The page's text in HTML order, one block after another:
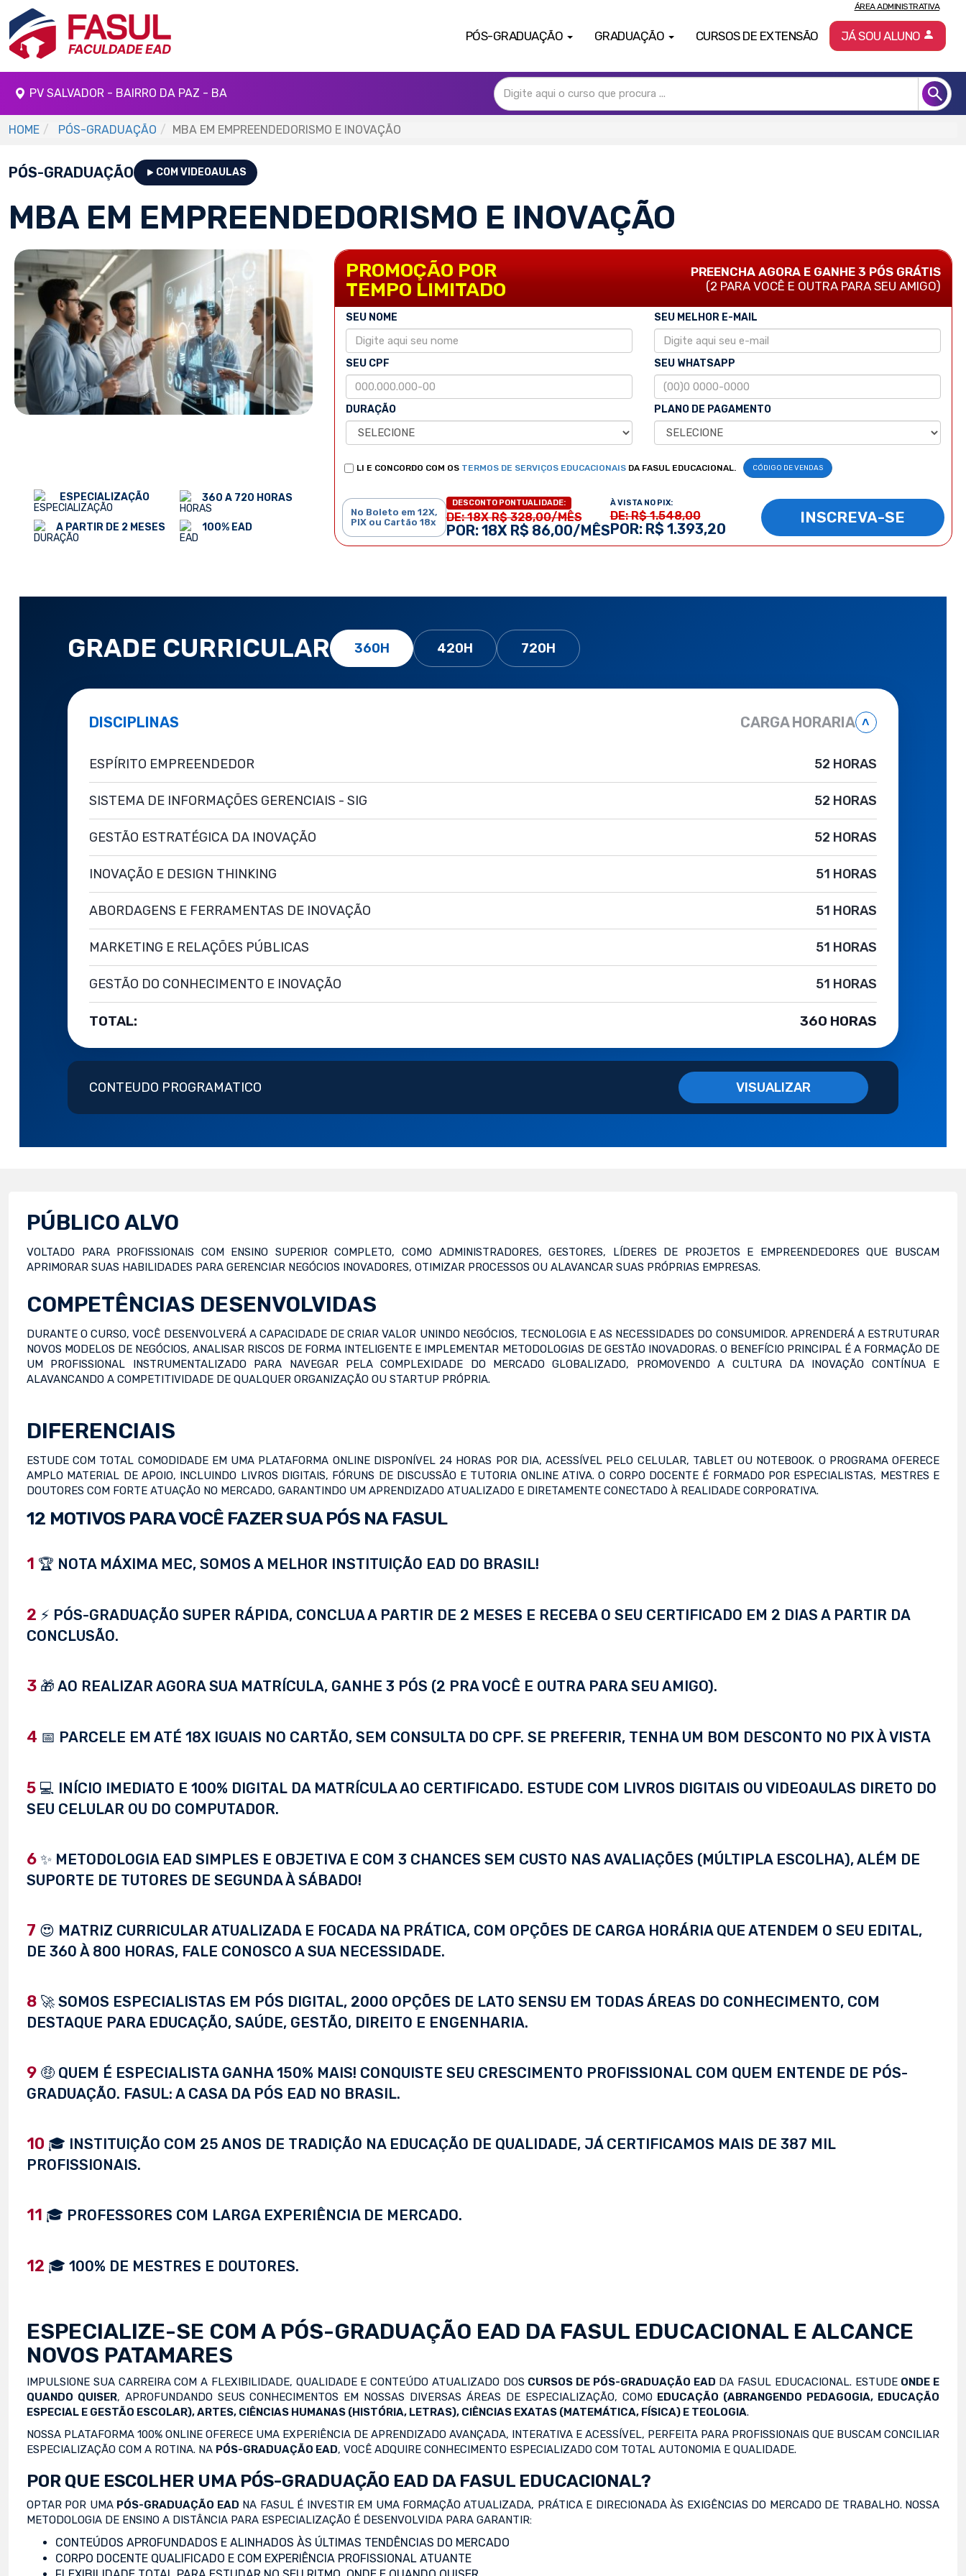
PÓS-GRADUAÇÃO GRADUAÇÃO CURSOS DE EXTENSÃO
ÁREA ADMINISTRATIVA
JÁ SOU ALUNO
PV SALVADOR - BAIRRO DA PAZ - BA
HOME PÓS-GRADUAÇÃO MBA EM EMPREENDEDORISMO E INOVAÇÃO
PÓS-GRADUAÇÃO COM VIDEOAULAS
MBA EM EMPREENDEDORISMO E INOVAÇÃO
ESPECIALIZAÇÃO
A PARTIR DE 2 MESES
360 A 720 HORAS
100% EAD
PROMOÇÃO POR
TEMPO LIMITADO
PREENCHA AGORA E GANHE 3 PÓS GRÁTIS
(2 PARA VOCÊ E OUTRA PARA SEU AMIGO)
SEU NOME
SEU CPF
SEU MELHOR E-MAIL
SEU WHATSAPP
DURAÇÃO PLANO DE PAGAMENTO
LI E CONCORDO COM OS TERMOS DE SERVIÇOS EDUCACIONAISDA FASUL EDUCACIONAL. CÓDIGO DE VENDAS
No Boleto em 12X,
PIX ou Cartão 18x
DESCONTO PONTUALIDADE:
DE: 18X R$ 328,00/MÊS
POR: 18X R$ 86,00/MÊS
À VISTA NO PIX:
DE: R$ 1.548,00
POR: R$ 1.393,20
INSCREVA-SE
GRADE CURRICULAR 360H 420H 720H
DISCIPLINAS CARGA HORARIA ˄
ESPÍRITO EMPREENDEDOR 52 HORAS
SISTEMA DE INFORMAÇÕES GERENCIAIS - SIG 52 HORAS
GESTÃO ESTRATÉGICA DA INOVAÇÃO 52 HORAS
INOVAÇÃO E DESIGN THINKING 51 HORAS
ABORDAGENS E FERRAMENTAS DE INOVAÇÃO 51 HORAS
MARKETING E RELAÇÕES PÚBLICAS 51 HORAS
GESTÃO DO CONHECIMENTO E INOVAÇÃO 51 HORAS
TOTAL: 360 HORAS
CONTEUDO PROGRAMATICO VISUALIZAR
PÚBLICO ALVO
VOLTADO PARA PROFISSIONAIS COM ENSINO SUPERIOR COMPLETO, COMO ADMINISTRADORES, GESTORES, LÍDERES DE PROJETOS E EMPREENDEDORES QUE BUSCAM
APRIMORAR SUAS HABILIDADES PARA GERENCIAR NEGÓCIOS INOVADORES, OTIMIZAR PROCESSOS OU ALAVANCAR SUAS PRÓPRIAS EMPRESAS.
COMPETÊNCIAS DESENVOLVIDAS
DURANTE O CURSO, VOCÊ DESENVOLVERÁ A CAPACIDADE DE CRIAR VALOR UNINDO NEGÓCIOS, TECNOLOGIA E AS NECESSIDADES DO CONSUMIDOR. APRENDERÁ A ESTRUTURAR
NOVOS MODELOS DE NEGÓCIOS, ANALISAR RISCOS DE FORMA INTELIGENTE E IMPLEMENTAR METODOLOGIAS DE GESTÃO INOVADORAS. O BENEFÍCIO PRINCIPAL É A FORMAÇÃO DE
UM PROFISSIONAL INSTRUMENTALIZADO PARA NAVEGAR PELA COMPLEXIDADE DO MERCADO GLOBALIZADO, PROMOVENDO A CULTURA DA INOVAÇÃO CONTÍNUA E
ALAVANCANDO A COMPETITIVIDADE DE QUALQUER ORGANIZAÇÃO OU STARTUP PRÓPRIA.
DIFERENCIAIS
ESTUDE COM TOTAL COMODIDADE EM UMA PLATAFORMA ONLINE DISPONÍVEL 24 HORAS POR DIA, ACESSÍVEL PELO CELULAR, TABLET OU NOTEBOOK. O PROGRAMA OFERECE
AMPLO MATERIAL DE APOIO, INCLUINDO LIVROS DIGITAIS, FÓRUNS DE DISCUSSÃO E TUTORIA ONLINE ATIVA. O CORPO DOCENTE É FORMADO POR ESPECIALISTAS, MESTRES E
DOUTORES COM FORTE ATUAÇÃO NO MERCADO, GARANTINDO UM APRENDIZADO ATUALIZADO E DIRETAMENTE CONECTADO À REALIDADE CORPORATIVA.
12 MOTIVOS PARA VOCÊ FAZER SUA PÓS NA FASUL
1 🏆 NOTA MÁXIMA MEC, SOMOS A MELHOR INSTITUIÇÃO EAD DO BRASIL!
2 ⚡ PÓS-GRADUAÇÃO SUPER RÁPIDA, CONCLUA A PARTIR DE 2 MESES E RECEBA O SEU CERTIFICADO EM 2 DIAS A PARTIR DA
CONCLUSÃO.
3 🎁 AO REALIZAR AGORA SUA MATRÍCULA, GANHE 3 PÓS (2 PRA VOCÊ E OUTRA PARA SEU AMIGO).
4 📅 PARCELE EM ATÉ 18X IGUAIS NO CARTÃO, SEM CONSULTA DO CPF. SE PREFERIR, TENHA UM BOM DESCONTO NO PIX À VISTA
5 💻 INÍCIO IMEDIATO E 100% DIGITAL DA MATRÍCULA AO CERTIFICADO. ESTUDE COM LIVROS DIGITAIS OU VIDEOAULAS DIRETO DO
SEU CELULAR OU DO COMPUTADOR.
6 ✨ METODOLOGIA EAD SIMPLES E OBJETIVA E COM 3 CHANCES SEM CUSTO NAS AVALIAÇÕES (MÚLTIPLA ESCOLHA), ALÉM DE
SUPORTE DE TUTORES DE SEGUNDA À SÁBADO!
7 😍 MATRIZ CURRICULAR ATUALIZADA E FOCADA NA PRÁTICA, COM OPÇÕES DE CARGA HORÁRIA QUE ATENDEM O SEU EDITAL,
DE 360 À 800 HORAS, FALE CONOSCO A SUA NECESSIDADE.
8 🚀 SOMOS ESPECIALISTAS EM PÓS DIGITAL, 2000 OPÇÕES DE LATO SENSU EM TODAS ÁREAS DO CONHECIMENTO, COM
DESTAQUE PARA EDUCAÇÃO, SAÚDE, GESTÃO, DIREITO E ENGENHARIA.
9 🤑 QUEM É ESPECIALISTA GANHA 150% MAIS! CONQUISTE SEU CRESCIMENTO PROFISSIONAL COM QUEM ENTENDE DE PÓS-
GRADUAÇÃO. FASUL: A CASA DA PÓS EAD NO BRASIL.
10 🎓 INSTITUIÇÃO COM 25 ANOS DE TRADIÇÃO NA EDUCAÇÃO DE QUALIDADE, JÁ CERTIFICAMOS MAIS DE 387 MIL
PROFISSIONAIS.
11 🎓 PROFESSORES COM LARGA EXPERIÊNCIA DE MERCADO.
12 🎓 100% DE MESTRES E DOUTORES.
ESPECIALIZE-SE COM A PÓS-GRADUAÇÃO EAD DA FASUL EDUCACIONAL E ALCANCE
NOVOS PATAMARES
IMPULSIONE SUA CARREIRA COM A FLEXIBILIDADE, QUALIDADE E CONTEÚDO ATUALIZADO DOS CURSOS DE PÓS-GRADUAÇÃO EAD DA FASUL EDUCACIONAL. ESTUDE ONDE E
QUANDO QUISER, APROFUNDANDO SEUS CONHECIMENTOS EM NOSSAS DIVERSAS ÁREAS DE ESPECIALIZAÇÃO, COMO EDUCAÇÃO (ABRANGENDO PEDAGOGIA, EDUCAÇÃO
ESPECIAL E GESTÃO ESCOLAR), ARTES, CIÊNCIAS HUMANAS (HISTÓRIA, LETRAS), CIÊNCIAS EXATAS (MATEMÁTICA, FÍSICA) E TEOLOGIA.
NOSSA PLATAFORMA 100% ONLINE OFERECE UMA EXPERIÊNCIA DE APRENDIZADO AVANÇADA, INTERATIVA E ACESSÍVEL, PERFEITA PARA PROFISSIONAIS QUE BUSCAM CONCILIAR
ESPECIALIZAÇÃO COM A ROTINA. NA PÓS-GRADUAÇÃO EAD, VOCÊ ADQUIRE CONHECIMENTO ESPECIALIZADO COM TOTAL AUTONOMIA E QUALIDADE.
POR QUE ESCOLHER UMA PÓS-GRADUAÇÃO EAD DA FASUL EDUCACIONAL?
OPTAR POR UMA PÓS-GRADUAÇÃO EAD NA FASUL É INVESTIR EM UMA FORMAÇÃO ATUALIZADA, PRÁTICA E DIRECIONADA ÀS EXIGÊNCIAS DO MERCADO DE TRABALHO. NOSSA
METODOLOGIA DE ENSINO A DISTÂNCIA PARA ESPECIALIZAÇÃO É DESENVOLVIDA PARA GARANTIR:
CONTEÚDOS APROFUNDADOS E ALINHADOS ÀS ÚLTIMAS TENDÊNCIAS DO MERCADO
CORPO DOCENTE QUALIFICADO E COM EXPERIÊNCIA PROFISSIONAL ATUANTE